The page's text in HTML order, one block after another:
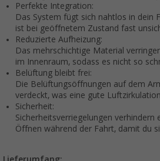
Perfekte Integration:
Das System fügt sich nahtlos in dein
ist bei geöffnetem Zustand fast
Reduzierte Aufheizung:
Das mehrschichtige Material
im Innenraum, sodass es nicht so
Belüftung bleibt frei:
Die Belüftungsöffnungen auf dem
verdeckt, was eine gute
Sicherheit:
Sicherheitsverriegelungen verhindern
Öffnen während der Fahrt, damit du